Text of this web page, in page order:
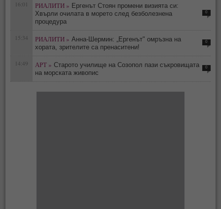
16:01 РИАЛИТИ » Ергенът Стоян промени визията си:
Хвърли очилата в морето след безболезнена
процедура
0
15:34 РИАЛИТИ » Анна-Шермин: „Ергенът" омръзна на
хората, зрителите са пренаситени!
0
14:49 АРТ » Старото училище на Созопол пази съкровищата
на морската живопис
0